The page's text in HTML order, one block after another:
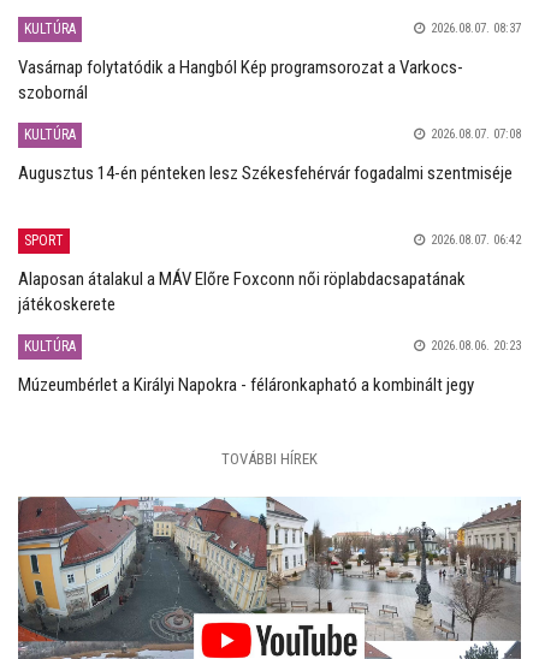
KULTÚRA 2026.08.07. 08:37
Vasárnap folytatódik a Hangból Kép programsorozat a Varkocs-
szobornál
KULTÚRA 2026.08.07. 07:08
Augusztus 14-én pénteken lesz Székesfehérvár fogadalmi szentmiséje
SPORT 2026.08.07. 06:42
Alaposan átalakul a MÁV Előre Foxconn női röplabdacsapatának
játékoskerete
KULTÚRA 2026.08.06. 20:23
Múzeumbérlet a Királyi Napokra - féláronkapható a kombinált jegy
TOVÁBBI HÍREK